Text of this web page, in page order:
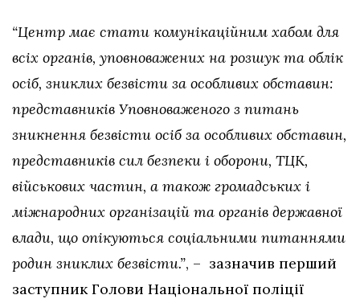
“Центр має стати комунікаційним хабом для
всіх органів, уповноважених на розшук та облік
осіб, зниклих безвісти за особливих обставин:
представників Уповноваженого з питань
зникнення безвісти осіб за особливих обставин,
представників сил безпеки і оборони, ТЦК,
військових частин, а також громадських і
міжнародних організацій та органів державної
влади, що опікуються соціальними питаннями
родин зниклих безвісти.”, – зазначив перший
заступник Голови Національної поліції